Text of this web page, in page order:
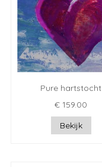
Pure hartstocht
€ 159.00
Bekijk